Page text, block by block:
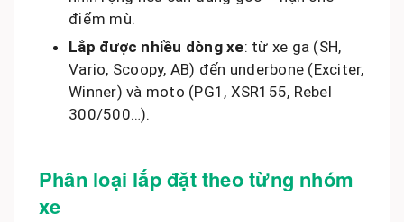
điểm mù.
Lắp được nhiều dòng xe: từ xe ga (SH,
Vario, Scoopy, AB) đến underbone (Exciter,
Winner) và moto (PG1, XSR155, Rebel
300/500…).
Phân loại lắp đặt theo từng nhóm
xe